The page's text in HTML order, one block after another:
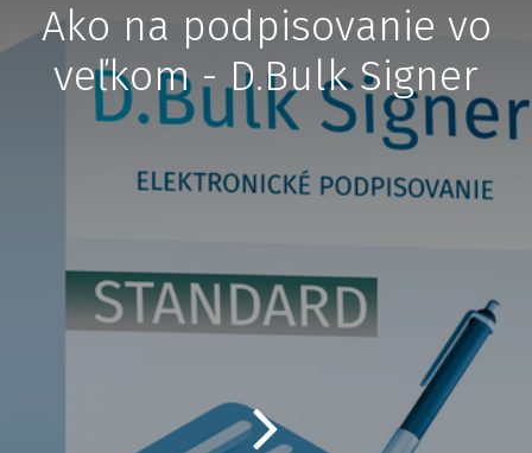
Ako na podpisovanie vo
veľkom - D.Bulk Signer